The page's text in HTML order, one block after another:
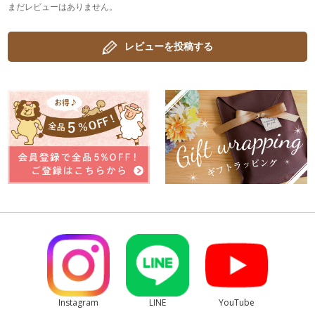
まだレビューはありません。
レビューを投稿する
Instagram LINE YouTube